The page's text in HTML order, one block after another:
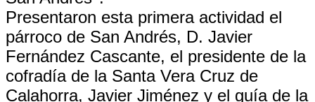
Presentaron esta primera actividad el
párroco de San Andrés, D. Javier
Fernández Cascante, el presidente de la
cofradía de la Santa Vera Cruz de
Calahorra, Javier Jiménez y el guía de la